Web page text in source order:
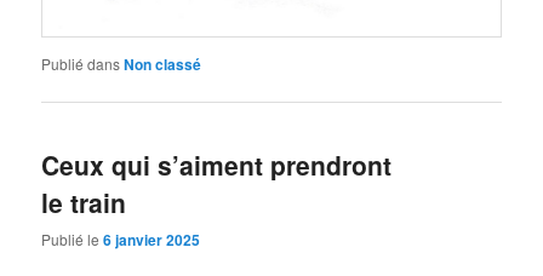
Publié dansNon classé
Ceux qui s’aiment prendront
le train
Publié le6 janvier 2025